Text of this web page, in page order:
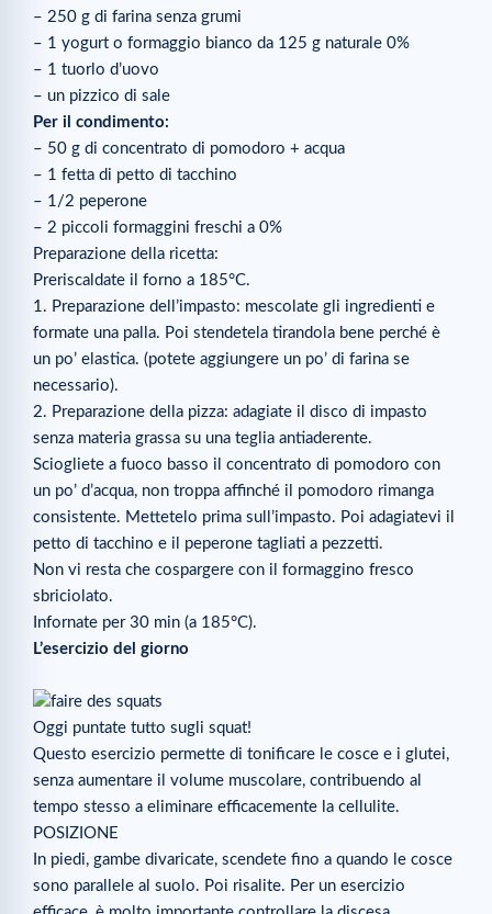
– 250 g di farina senza grumi
– 1 yogurt o formaggio bianco da 125 g naturale 0%
– 1 tuorlo d’uovo
– un pizzico di sale
Per il condimento:
– 50 g di concentrato di pomodoro + acqua
– 1 fetta di petto di tacchino
– 1/2 peperone
– 2 piccoli formaggini freschi a 0%
Preparazione della ricetta:
Preriscaldate il forno a 185°C.
1. Preparazione dell’impasto: mescolate gli ingredienti e
formate una palla. Poi stendetela tirandola bene perché è
un po’ elastica. (potete aggiungere un po’ di farina se
necessario).
2. Preparazione della pizza: adagiate il disco di impasto
senza materia grassa su una teglia antiaderente.
Sciogliete a fuoco basso il concentrato di pomodoro con
un po’ d’acqua, non troppa affinché il pomodoro rimanga
consistente. Mettetelo prima sull’impasto. Poi adagiatevi il
petto di tacchino e il peperone tagliati a pezzetti.
Non vi resta che cospargere con il formaggino fresco
sbriciolato.
Infornate per 30 min (a 185°C).
L’esercizio del giorno
Oggi puntate tutto sugli squat!
Questo esercizio permette di tonificare le cosce e i glutei,
senza aumentare il volume muscolare, contribuendo al
tempo stesso a eliminare efficacemente la cellulite.
POSIZIONE
In piedi, gambe divaricate, scendete fino a quando le cosce
sono parallele al suolo. Poi risalite. Per un esercizio